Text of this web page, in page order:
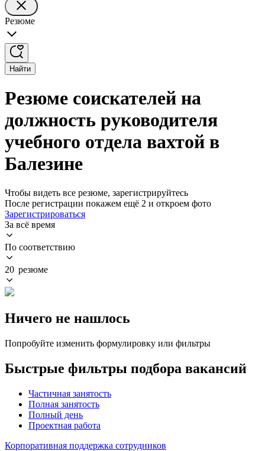
Резюме
Найти
Резюме соискателей на
должность руководителя
учебного отдела вахтой в
Балезине
Чтобы видеть все резюме, зарегистрируйтесь
После регистрации покажем ещё 2 и откроем фото
Зарегистрироваться
За всё время
По соответствию
20 резюме
Ничего не нашлось
Попробуйте изменить формулировку или фильтры
Быстрые фильтры подбора вакансий
Частичная занятость
Полная занятость
Полный день
Проектная работа
Корпоративная поддержка сотрудников